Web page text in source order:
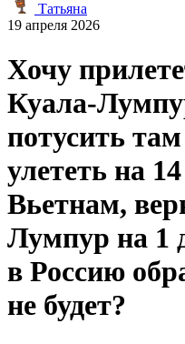
Татьяна
19 апреля 2026
Хочу
Куала-
потусить
улететь на
Вьетнам,
Лумпур на 1
в Россию
не будет?